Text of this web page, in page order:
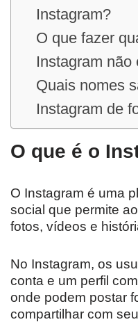
Instagram?
O que fazer
Instagram
Quais nomes
Instagram de
O que é o
O Instagram é uma
social que permite
fotos, vídeos e
No Instagram, os
conta e um perfil
onde podem postar
compartilhar com